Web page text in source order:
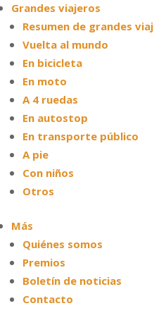
Grandes viajeros
Resumen de grandes
Vuelta al mundo
En bicicleta
En moto
A 4 ruedas
En autostop
En transporte público
A pie
Con niños
Otros
Más
Quiénes somos
Premios
Boletín de noticias
Contacto